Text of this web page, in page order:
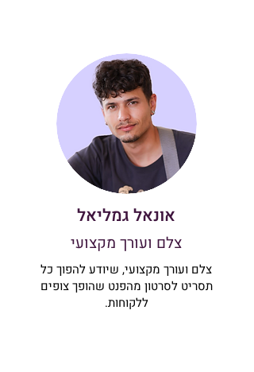
אונאל גמליאל
צלם ועורך מקצועי
צלם ועורך מקצועי, שיודע להפוך כל
תסריט לסרטון מהפנט שהופך צופים
ללקוחות.